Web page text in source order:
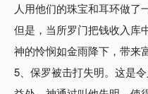
人用他们的珠宝和耳环做了
但是，当所罗门把钱收入库
神的怜悯如金雨降下，带来
5、保罗被击打失明。这是